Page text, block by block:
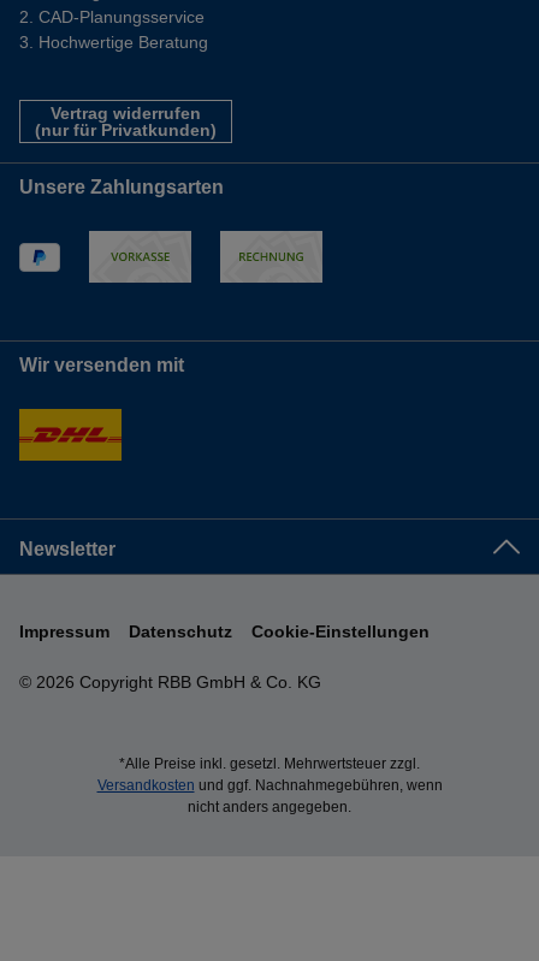
CAD-Planungsservice
Hochwertige Beratung
Vertrag widerrufen
(nur für Privatkunden)
Unsere Zahlungsarten
Wir versenden mit
Newsletter
© 2026 Copyright RBB GmbH & Co. KG
Impressum Datenschutz Cookie-Einstellungen
*Alle Preise inkl. gesetzl. Mehrwertsteuer zzgl.
Versandkosten und ggf. Nachnahmegebühren, wenn
nicht anders angegeben.